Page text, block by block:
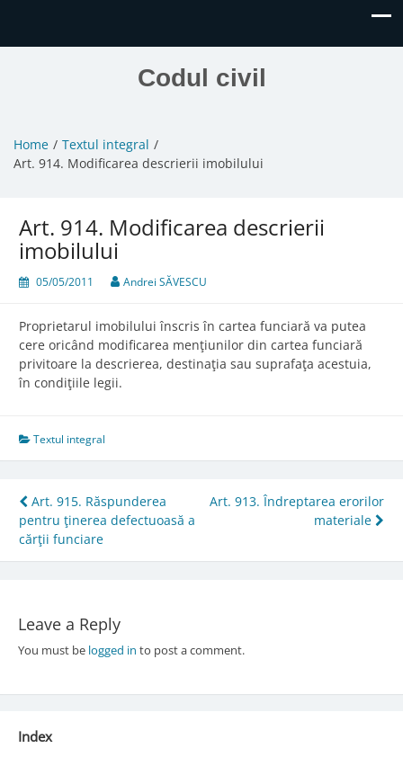
Codul civil
Home
Textul integral
Art. 914. Modificarea descrierii imobilului
Art. 914. Modificarea descrierii
imobilului
05/05/2011 Andrei SĂVESCU
Proprietarul imobilului înscris în cartea funciară va putea
cere oricând modificarea menţiunilor din cartea funciară
privitoare la descrierea, destinaţia sau suprafaţa acestuia,
în condiţiile legii.
Textul integral
Post
navigation
Art. 915. Răspunderea
pentru ţinerea defectuoasă a
cărţii funciare
Art. 913. Îndreptarea erorilor
materiale
Leave a Reply
You must be logged in to post a comment.
Index